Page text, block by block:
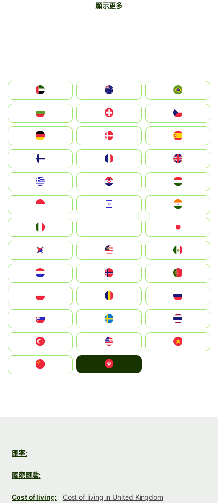
顯示更多
الإمارات العربية المتحدة
Switzerland
Deutschland
United Kingdom
Magyarország
South Korea
United States
中國香港特別行政區
匯率:
國際匯款:
Cost of living:
Cost of living in United Kingdom